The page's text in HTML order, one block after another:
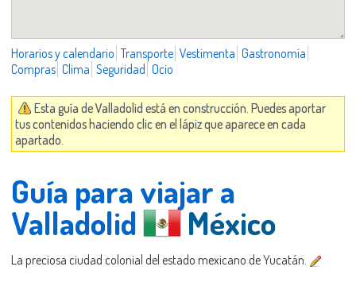
Horarios y calendario Transporte Vestimenta Gastronomía
Compras Clima Seguridad Ocio
Esta guía de Valladolid está en construcción. Puedes aportar
tus contenidos haciendo clic en el lápiz que aparece en cada
apartado.
Guía para viajar a
Valladolid
México
La preciosa ciudad colonial del estado mexicano de Yucatán.